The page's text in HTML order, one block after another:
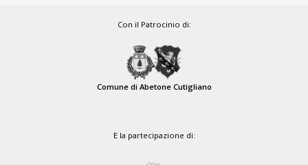
Con il Patrocinio di:
Comune di Abetone Cutigliano
E la partecipazione di: